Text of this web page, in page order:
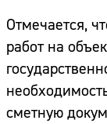
Отмечается,
работ на
сметную